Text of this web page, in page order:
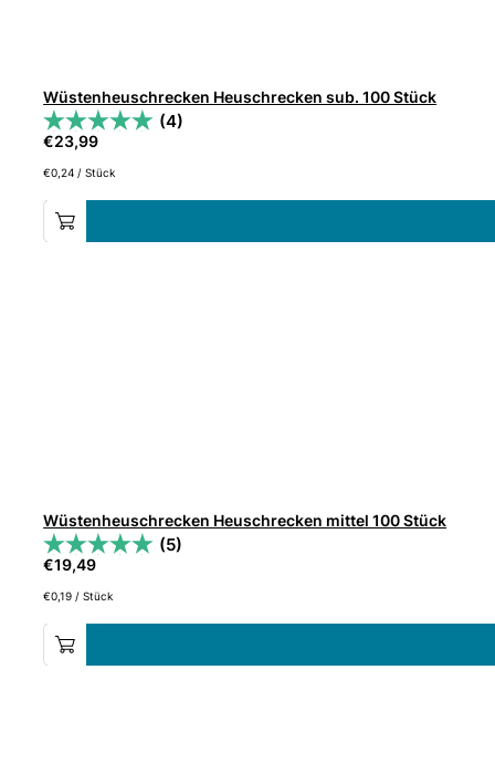
Wüstenheuschrecken Heuschrecken sub. 100 Stück
(4)
€23,99
€0,24 /Stück
Wüstenheuschrecken Heuschrecken mittel 100 Stück
(5)
€19,49
€0,19 /Stück